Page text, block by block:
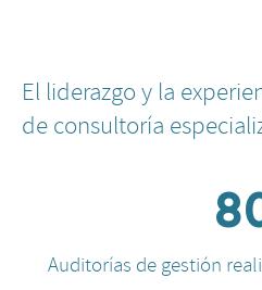
El liderazgo y la
de consultoría
Auditorías de gestión